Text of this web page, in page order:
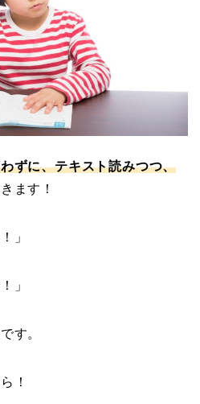
ずに、テキスト読みつつ、
ます！
」
」
す。
！